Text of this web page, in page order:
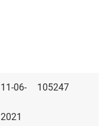
11-06-
2021
105247